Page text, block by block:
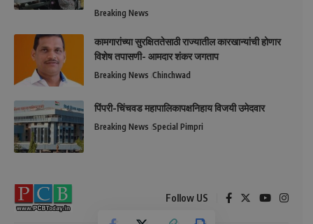
Breaking News
कामगारांच्या सुरक्षिततेसाठी राज्यातील कारखान्यांची होणार
विशेष तपासणी- आमदार शंकर जगताप
Breaking News Chinchwad
पिंपरी-चिंचवड महापालिकापक्षनिहाय विजयी उमेदवार
Breaking News Special Pimpri
Follow US